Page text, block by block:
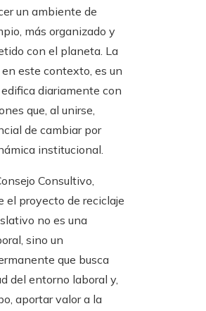
un ambiente de
más organizado y
con el planeta. La
este contexto, es un
diariamente con
que, al unirse,
de cambiar por
institucional.
Consultivo,
el proyecto de reciclaje
no es una
sino un
que busca
del entorno laboral y,
aportar valor a la